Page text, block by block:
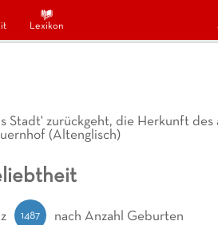
Lexikon
Stadt' zurückgeht, die Herkunft des
(Altenglisch)
1487 nach Anzahl Geburten